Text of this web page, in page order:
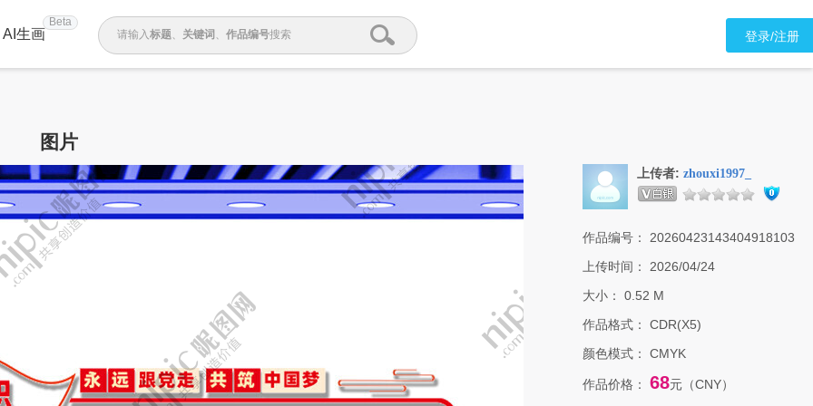
AI生画
Beta
请输入标题、 关键词 、 作品编号搜索 登录/注册
图片
上传者: zhouxi1997_
作品编号：
20260423143404918103
上传时间：
2026/04/24
大小：
0.52 M
作品格式：
CDR(X5)
颜色模式：
CMYK
作品价格： 68元（CNY）